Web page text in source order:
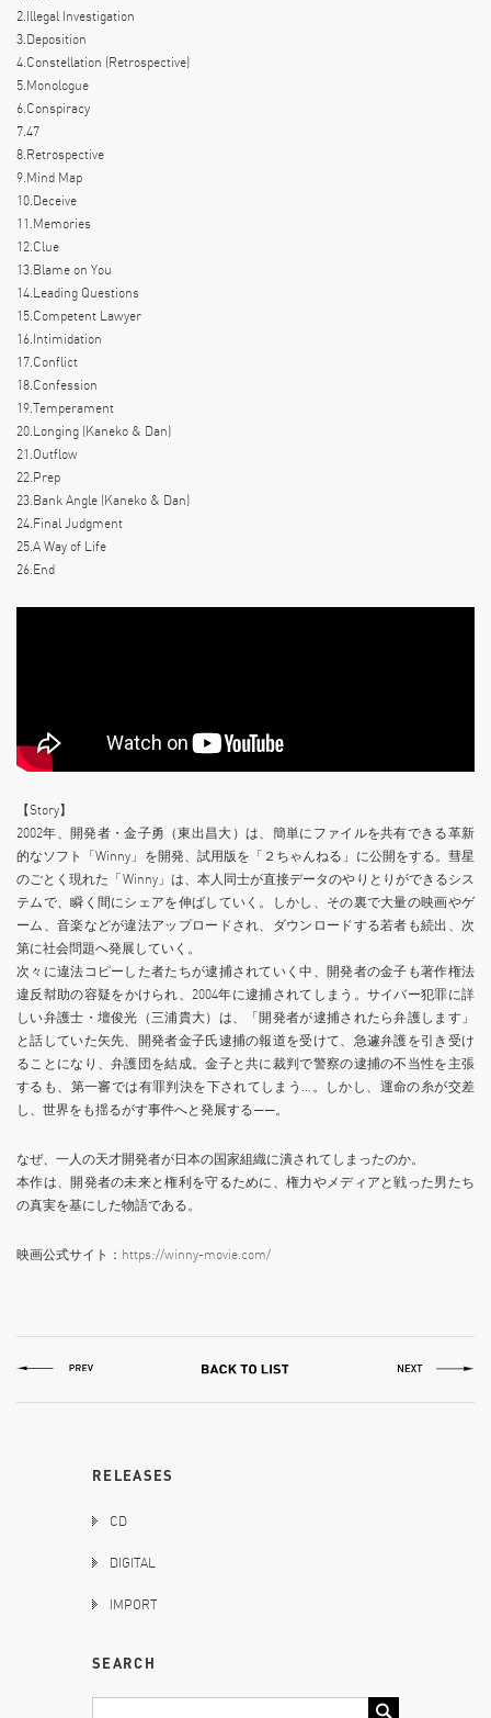
2.Illegal Investigation
3.Deposition
4.Constellation (Retrospective)
5.Monologue
6.Conspiracy
7.47
8.Retrospective
9.Mind Map
10.Deceive
11.Memories
12.Clue
13.Blame on You
14.Leading Questions
15.Competent Lawyer
16.Intimidation
17.Conflict
18.Confession
19.Temperament
20.Longing (Kaneko & Dan)
21.Outflow
22.Prep
23.Bank Angle (Kaneko & Dan)
24.Final Judgment
25.A Way of Life
26.End
【Story】
2002年、開発者・金子勇（東出昌大）は、簡単にファイルを共有できる革新
的なソフト「Winny」を開発、試用版を「２ちゃんねる」に公開をする。彗星
のごとく現れた「Winny」は、本人同士が直接データのやりとりができるシス
テムで、瞬く間にシェアを伸ばしていく。しかし、その裏で大量の映画やゲ
ーム、音楽などが違法アップロードされ、ダウンロードする若者も続出、次
第に社会問題へ発展していく。
次々に違法コピーした者たちが逮捕されていく中、開発者の金子も著作権法
違反幇助の容疑をかけられ、2004年に逮捕されてしまう。サイバー犯罪に詳
しい弁護士・壇俊光（三浦貴大）は、「開発者が逮捕されたら弁護します」
と話していた矢先、開発者金子氏逮捕の報道を受けて、急遽弁護を引き受け
ることになり、弁護団を結成。金子と共に裁判で警察の逮捕の不当性を主張
するも、第一審では有罪判決を下されてしまう…。しかし、運命の糸が交差
し、世界をも揺るがす事件へと発展する——。
なぜ、一人の天才開発者が日本の国家組織に潰されてしまったのか。
本作は、開発者の未来と権利を守るために、権力やメディアと戦った男たち
の真実を基にした物語である。
映画公式サイト： https://winny-movie.com/
RELEASES
CD
DIGITAL
IMPORT
SEARCH